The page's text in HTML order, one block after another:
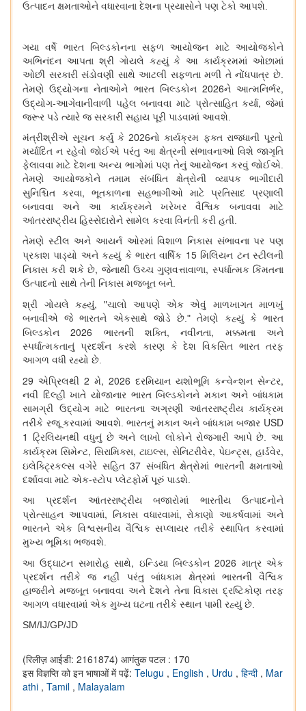
ઉત્પાદન ક્ષમતાઓને વધારવાના દેશના પ્રયાસોને પણ ટેકો આપશે.
ગયા વર્ષે ભારત બિલ્ડકોનના સફળ આયોજન માટે આયોજકોને
અભિનંદન આપતા શ્રી ગોયલે કહ્યું કે આ કાર્યક્રમમાં ઓછામાં
ઓછી સરકારી સંડોવણી સાથે આટલી સફળતા મળી તે નોંધપાત્ર છે.
તેમણે ઉદ્યોગના નેતાઓને ભારત બિલ્ડકોન 2026ને આત્મનિર્ભર,
ઉદ્યોગ-આગેવાનીવાળી પહેલ બનાવવા માટે પ્રોત્સાહિત કર્યા,જેમાં
જરૂર પડે ત્યારે જ સરકારી સહાય પૂરી પાડવામાં આવશે.
મંત્રીશ્રીએ સૂચન કર્યું કે 2026નો કાર્યક્રમ ફક્ત રાજધાની પૂરતો
મર્યાદિત ન રહેવો જોઈએ પરંતુ આ ક્ષેત્રની સંભાવનાઓ વિશે જાગૃતિ
ફેલાવવા માટે દેશના અન્ય ભાગોમાં પણ તેનું આયોજન કરવું જોઈએ.
તેમણે આયોજકોને તમામ સંબંધિત ક્ષેત્રોની વ્યાપક ભાગીદારી
સુનિશ્ચિત કરવા,
ભૂતકાળના સહભાગીઓ માટે પ્રતિસાદ પ્રણાલી
બનાવવા અને આ કાર્યક્રમને ખરેખર વૈશ્વિક બનાવવા માટે
આંતરરાષ્ટ્રીય હિસ્સેદારોને સામેલ કરવા વિનંતી કરી હતી.
તેમણે સ્ટીલ અને આયર્ન ઓરમાં વિશાળ નિકાસ સંભાવના પર પણ
પ્રકાશ પાડ્યો અને કહ્યું કે ભારત વાર્ષિક 15મિલિયન ટન સ્ટીલની
નિકાસ કરી શકે છે, જેનાથી ઉચ્ચ ગુણવત્તાવાળા, સ્પર્ધાત્મક કિંમતના
ઉત્પાદનો સાથે તેની નિકાસ મજબૂત બને.
શ્રી ગોયલે કહ્યું, "ચાલો આપણે એક એવું માળખાગત માળખું
બનાવીએ જે ભારતને એકસાથે જોડે છે." તેમણે કહ્યું કે ભારત
બિલ્ડકોન2026 ભારતની શક્તિ,નવીનતા,
મક્કમતા અને
સ્પર્ધાત્મકતાનું પ્રદર્શન કરશે કારણ કે દેશ વિકસિત ભારત તરફ
આગળ વધી રહ્યો છે.
29 એપ્રિલથી 2 મે, 2026 દરમિયાન યશોભૂમિ કન્વેન્શન સેન્ટર,
નવી દિલ્હી ખાતે યોજાનાર ભારત બિલ્ડકોનને મકાન અને બાંધકામ
સામગ્રી ઉદ્યોગ માટે ભારતના અગ્રણી આંતરરાષ્ટ્રીય કાર્યક્રમ
તરીકે રજૂ કરવામાં આવશે. ભારતનું મકાન અને બાંધકામ બજાર USD
1
ટ્રિલિયનથી વધુનું છે અને લાખો લોકોને રોજગારી આપે છે. આ
કાર્યક્રમ સિમેન્ટ, સિરામિક્સ, ટાઇલ્સ, સેનિટરીવેર, પેઇન્ટ્સ, હાર્ડવેર,
ઇલેક્ટ્રિકલ્સ વગેરે સહિત37 સંબંધિત ક્ષેત્રોમાં ભારતની ક્ષમતાઓ
દર્શાવવા માટે એક-સ્ટોપ પ્લેટફોર્મ પૂરું પાડશે.
આ પ્રદર્શન આંતરરાષ્ટ્રીય બજારોમાં ભારતીય ઉત્પાદનોને
પ્રોત્સાહન આપવામાં, નિકાસ વધારવામાં,રોકાણો આકર્ષવામાં અને
ભારતને એક વિશ્વસનીય વૈશ્વિક સપ્લાયર તરીકે સ્થાપિત કરવામાં
મુખ્ય ભૂમિકા ભજવશે.
આ ઉદ્ઘાટન સમારોહ સાથે, ઇન્ડિયા બિલ્ડકોન2026 માત્ર એક
પ્રદર્શન તરીકે જ નહીં પરંતુ બાંધકામ ક્ષેત્રમાં ભારતની વૈશ્વિક
હાજરીને મજબૂત બનાવવા અને દેશને તેના વિકાસ દ્રષ્ટિકોણ તરફ
આગળ વધારવામાં એક મુખ્ય ઘટના તરીકે સ્થાન પામી રહ્યું છે.
SM/IJ/GP/JD
(रिलीज़ आईडी: 2161874) आगंतुक पटल : 170
इस विज्ञप्ति को इन भाषाओं में पढ़ें: Telugu , English , Urdu , हिन्दी , Mar
athi , Tamil , Malayalam